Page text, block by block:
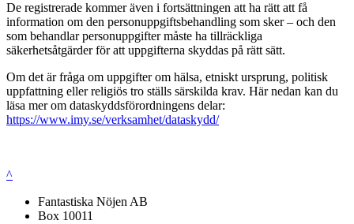
De registrerade kommer även i fortsättningen att ha rätt att få
information om den personuppgiftsbehandling som sker – och den
som behandlar personuppgifter måste ha tillräckliga
säkerhetsåtgärder för att uppgifterna skyddas på rätt sätt.
Om det är fråga om uppgifter om hälsa, etniskt ursprung, politisk
uppfattning eller religiös tro ställs särskilda krav. Här nedan kan du
läsa mer om dataskyddsförordningens delar:
https://www.imy.se/verksamhet/dataskydd/
^
Fantastiska Nöjen AB
Box 10011